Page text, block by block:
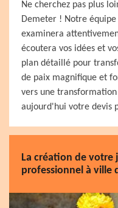
Ne cherchez pas plus
Demeter ! Notre
examinera
écoutera vos idées et
plan détaillé pour
de paix magnifique et
vers une
aujourd'hui votre devis
La création de
professionnel à ville